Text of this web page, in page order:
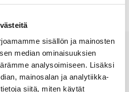
sisällön ja mainosten
median ominaisuuksien
analysoimiseen. Lisäksi
mainosalan ja analytiikka-
siitä, miten käytät
ei ole vielä arvosteluja -